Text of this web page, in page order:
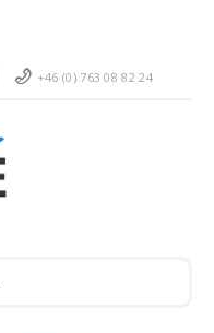
+46 (0) 763 08 82 24